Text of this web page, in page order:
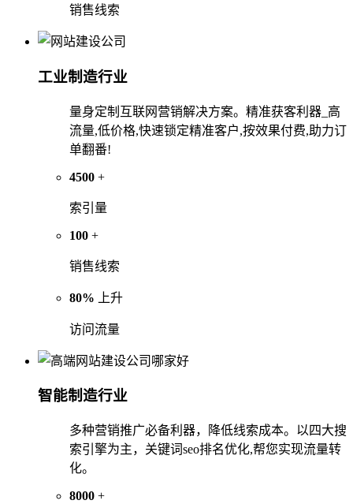
销售线索
工业制造行业
量身定制互联网营销解决方案。精准获客利器_高
流量,低价格,快速锁定精准客户,按效果付费,助力订
单翻番!
4500 +
索引量
100 +
销售线索
80% 上升
访问流量
智能制造行业
多种营销推广必备利器，降低线索成本。以四大搜
索引擎为主，关键词seo排名优化,帮您实现流量转
化。
8000 +